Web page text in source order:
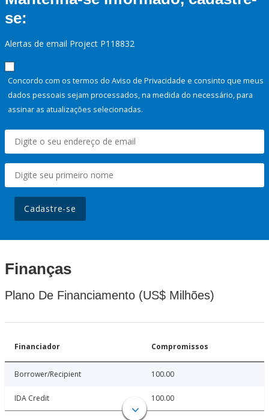
se:
Alertas de email Project P118832
Concordo com os termos do Aviso de Privacidade e consinto que meus
dados pessoais sejam processados, na medida do necessário, para
assinar as atualizações selecionadas.
Cadastre-se
Finanças
Plano De Financiamento (US$ Milhões)
Financiador Compromissos
Borrower/Recipient 100.00
IDA Credit 100.00